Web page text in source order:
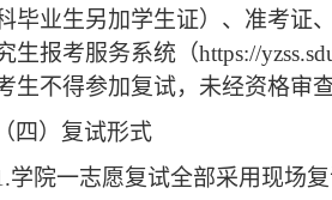
毕业生另加学生证）、准考证
生报考服务系统 （https://
生不得参加复试，未经资格审
（ 四 ） 复试形式
学院一志愿复试全部采用现场复